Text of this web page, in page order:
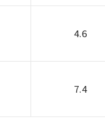
4.6
7.4